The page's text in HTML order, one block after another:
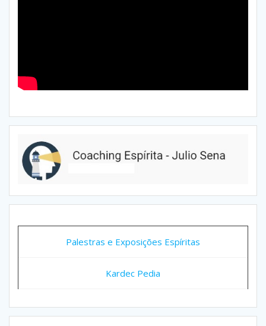
Palestras e Exposições Espíritas
Kardec Pedia